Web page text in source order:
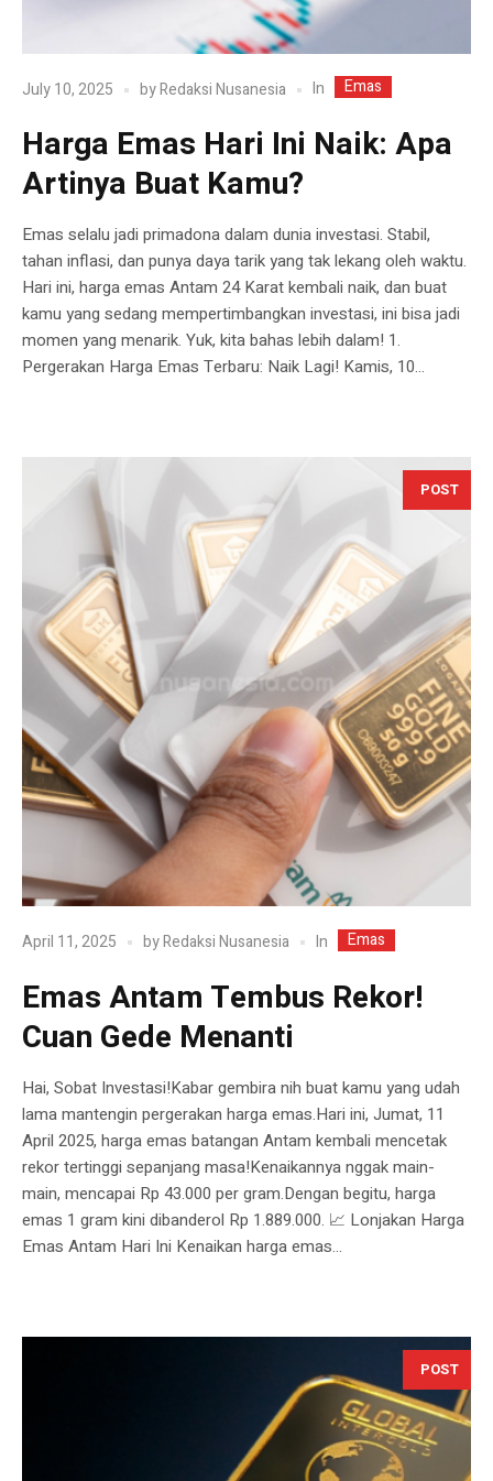
July 10, 2025 byRedaksi Nusanesia In Emas
Harga Emas Hari Ini Naik: Apa
Artinya Buat Kamu?
Emas selalu jadi primadona dalam dunia investasi. Stabil,
tahan inflasi, dan punya daya tarik yang tak lekang oleh waktu.
Hari ini, harga emas Antam 24 Karat kembali naik, dan buat
kamu yang sedang mempertimbangkan investasi, ini bisa jadi
momen yang menarik. Yuk, kita bahas lebih dalam! 1.
Pergerakan Harga Emas Terbaru: Naik Lagi! Kamis, 10...
POST
April 11, 2025 byRedaksi Nusanesia In Emas
Emas Antam Tembus Rekor!
Cuan Gede Menanti
Hai, Sobat Investasi!Kabar gembira nih buat kamu yang udah
lama mantengin pergerakan harga emas.Hari ini, Jumat, 11
April 2025, harga emas batangan Antam kembali mencetak
rekor tertinggi sepanjang masa!Kenaikannya nggak main-
main, mencapai Rp 43.000 per gram.Dengan begitu, harga
emas 1 gram kini dibanderol Rp 1.889.000. 📈 Lonjakan Harga
Emas Antam Hari Ini Kenaikan harga emas...
POST